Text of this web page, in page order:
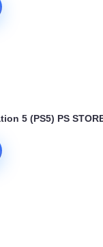
5 (PS5) PS